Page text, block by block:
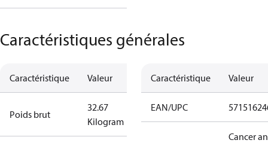
Caractéristiques générales
Caractéristique Valeur
Poids brut
32.67
Kilogram
Caractéristique Valeur
EAN/UPC
Cancer